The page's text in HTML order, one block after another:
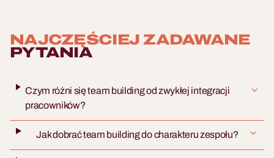
NAJCZĘŚCIEJ ZADAWANE
PYTANIA
Czym różni się team building od zwykłej integracji
pracowników?
Jak dobrać team building do charakteru zespołu?